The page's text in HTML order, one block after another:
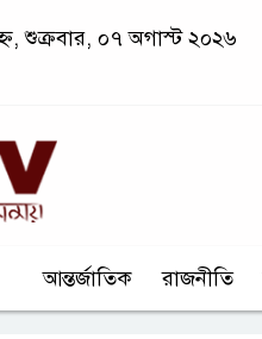
শুক্রবার, ০৭ অগাস্ট ২০২৬
আন্তর্জাতিক রাজনীতি